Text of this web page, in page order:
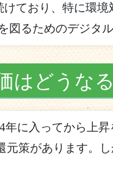
ており、特に環
図るためのデジタ
はどうな
年に入ってから上
元策があります。